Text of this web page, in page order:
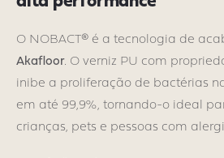
O NOBACT® é a tecnologia de
Akafloor. O verniz PU com
inibe a proliferação de bactérias
em até 99,9%, tornando-o ideal
crianças, pets e pessoas com